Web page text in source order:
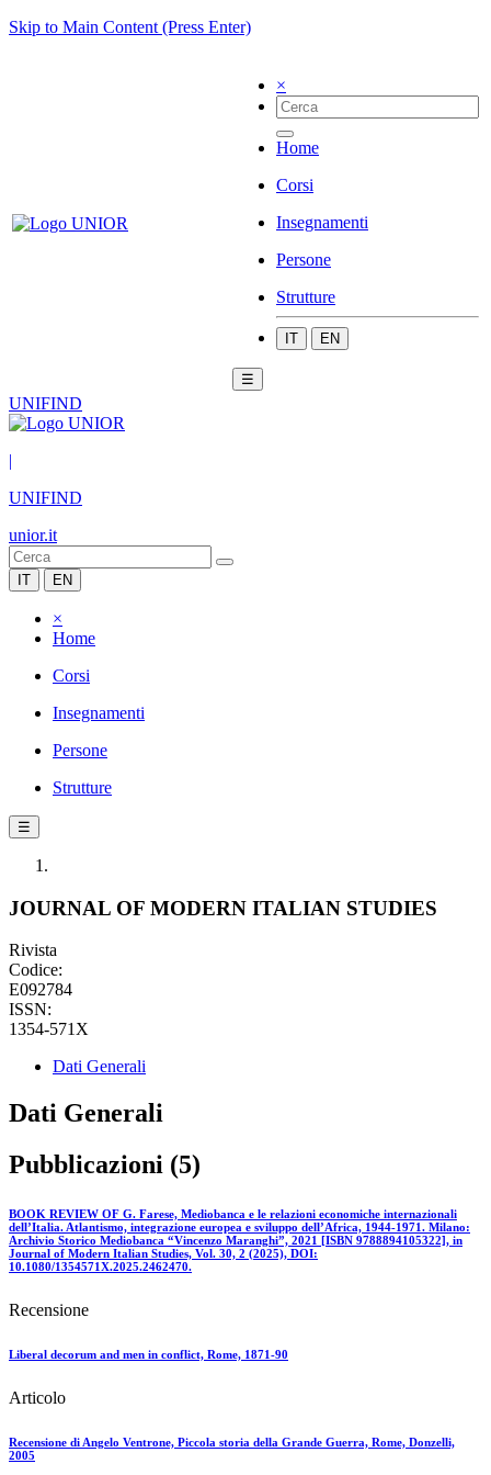
Skip to Main Content (Press Enter)
×
Home
Corsi
Insegnamenti
Persone
Strutture
IT EN
☰
UNIFIND
|
UNIFIND
unior.it
IT EN
×
Home
Corsi
Insegnamenti
Persone
Strutture
☰
JOURNAL OF MODERN ITALIAN STUDIES
Rivista
Codice:
E092784
ISSN:
1354-571X
Dati Generali
Dati Generali
Pubblicazioni (5)
BOOK REVIEW OF G. Farese, Mediobanca e le relazioni economiche internazionali
dell’Italia. Atlantismo, integrazione europea e sviluppo dell’Africa, 1944-1971. Milano:
Archivio Storico Mediobanca “Vincenzo Maranghi”, 2021 [ISBN 9788894105322], in
Journal of Modern Italian Studies, Vol. 30, 2 (2025), DOI:
10.1080/1354571X.2025.2462470.
Recensione
Liberal decorum and men in conflict, Rome, 1871-90
Articolo
Recensione di Angelo Ventrone, Piccola storia della Grande Guerra, Rome, Donzelli,
2005